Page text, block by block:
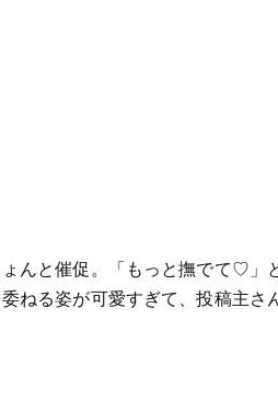
んと催促。「もっと撫でて♡」
ねる姿が可愛すぎて、投稿主さ